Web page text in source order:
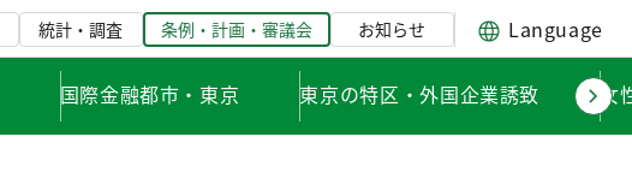
統計・調査 条例・計画・審議会 お知らせ Language
国際金融都市・東京 東京の特区・外国企業誘致 女